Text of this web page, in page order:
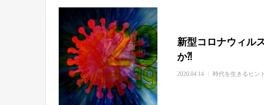
新型コロナウィル
か⁈
2020.04.14 時代を生きるヒント